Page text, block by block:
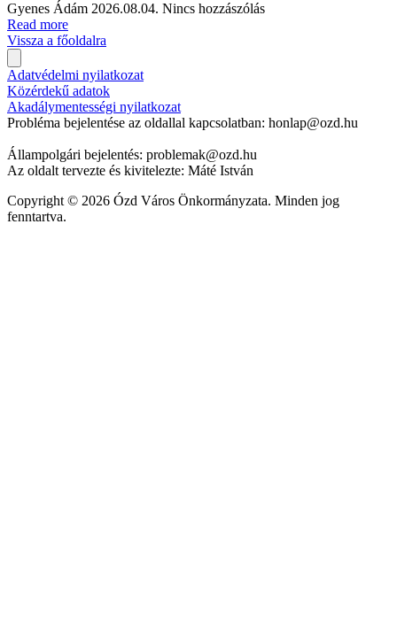
Gyenes Ádám 2026.08.04. Nincs hozzászólás
Read more
Vissza a főoldalra
Adatvédelmi nyilatkozat
Közérdekű adatok
Akadálymentességi nyilatkozat
Probléma bejelentése az oldallal kapcsolatban: honlap@ozd.hu
Állampolgári bejelentés: problemak@ozd.hu
Az oldalt tervezte és kivitelezte: Máté István
Copyright © 2026 Ózd Város Önkormányzata. Minden jog
fenntartva.